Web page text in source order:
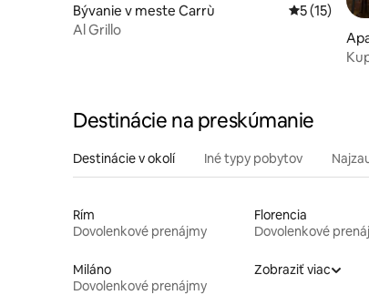
Bývanie v meste Carrù Priemerné
5 (15)
Al Grillo
Destinácie na preskúmanie
Destinácie v okolí Iné typy pobytov
Rím
Dovolenkové prenájmy
Florencia
Dovolenkové
Miláno
Dovolenkové prenájmy
Zobraziť viac